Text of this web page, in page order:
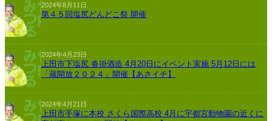
2024年8月11日
第４５回塩尻どんどこ祭 開催
2024年4月23日
上田市下塩尻 沓掛酒造 4月20日にイベント実施 5月12日には
「蔵開放２０２４」開催【あさイチ】
2024年4月21日
上田市手塚に本校 さくら国際高校 4月に宇都宮動物園の近くに